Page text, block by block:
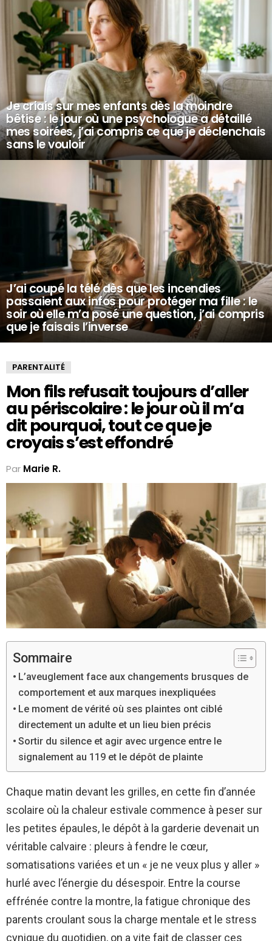
Je criais sur mes enfants dès la moindre
bêtise : le jour où une psychologue a détaillé
mes soirées, j’ai compris ce que je déclenchais
sans le vouloir
J’ai coupé la télé dès que les incendies
passaient aux infos pour protéger ma fille : le
soir où elle m’a posé une question, j’ai compris
que je faisais l’inverse
PARENTALITÉ
Mon fils refusait toujours d’aller
au périscolaire : le jour où il m’a
dit pourquoi, tout ce que je
croyais s’est effondré
Par Marie R.
Sommaire
L’aveuglement face aux changements brusques de
comportement et aux marques inexpliquées
Le moment de vérité où ses plaintes ont ciblé
directement un adulte et un lieu bien précis
Sortir du silence et agir avec urgence entre le
signalement au 119 et le dépôt de plainte
Chaque matin devant les grilles, en cette fin d’année
scolaire où la chaleur estivale commence à peser sur
les petites épaules, le dépôt à la garderie devenait un
véritable calvaire : pleurs à fendre le cœur,
somatisations variées et un « je ne veux plus y aller »
hurlé avec l’énergie du désespoir. Entre la course
effrénée contre la montre, la fatigue chronique des
parents croulant sous la charge mentale et le stress
cynique du quotidien, on a vite fait de classer ces